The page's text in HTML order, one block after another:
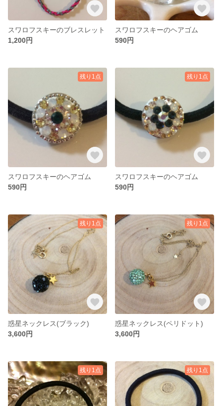
スワロフスキーのブレスレット
1,200円
スワロフスキーのヘアゴム
590円
残り1点
スワロフスキーのヘアゴム
590円
残り1点
スワロフスキーのヘアゴム
590円
残り1点
惑星ネックレス(ブラック)
3,600円
残り1点
惑星ネックレス(ペリドット)
3,600円
残り1点 残り1点